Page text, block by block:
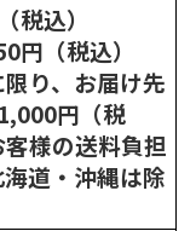
税込）
（税込）
り、お届け先
円（税
様の送料負担
道・沖縄は除